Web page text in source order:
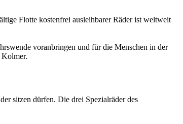
Flotte kostenfrei ausleihbarer Räder ist weltweit
voranbringen und für die Menschen in der
Kolmer.
sitzen dürfen. Die drei Spezialräder des